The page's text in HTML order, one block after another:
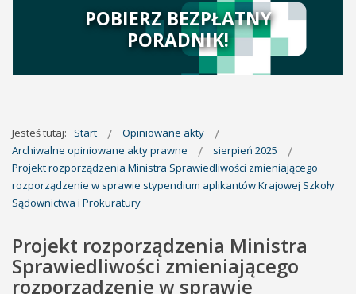
POBIERZ BEZPŁATNY
PORADNIK!
Jesteś tutaj: Start
Opiniowane akty
Archiwalne opiniowane akty prawne
sierpień 2025
Projekt rozporządzenia Ministra Sprawiedliwości zmieniającego
rozporządzenie w sprawie stypendium aplikantów Krajowej Szkoły
Sądownictwa i Prokuratury
Projekt rozporządzenia Ministra
Sprawiedliwości zmieniającego
rozporządzenie w sprawie